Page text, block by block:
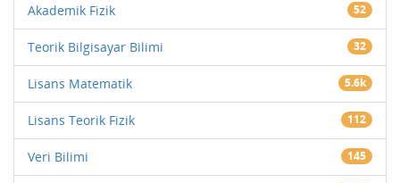
Akademik Fizik 52
Teorik Bilgisayar Bilimi 32
Lisans Matematik 5.6k
Lisans Teorik Fizik 112
Veri Bilimi 145